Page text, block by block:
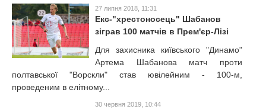
27 липня 2018, 11:31
Екс-"хрестоносець" Шабанов
зіграв 100 матчів в Прем'єр-Лізі
Для захисника київського "Динамо"
Артема Шабанова матч проти
полтавської "Ворскли" став ювілейним - 100-м,
проведеним в елітному...
30 червня 2019, 10:44